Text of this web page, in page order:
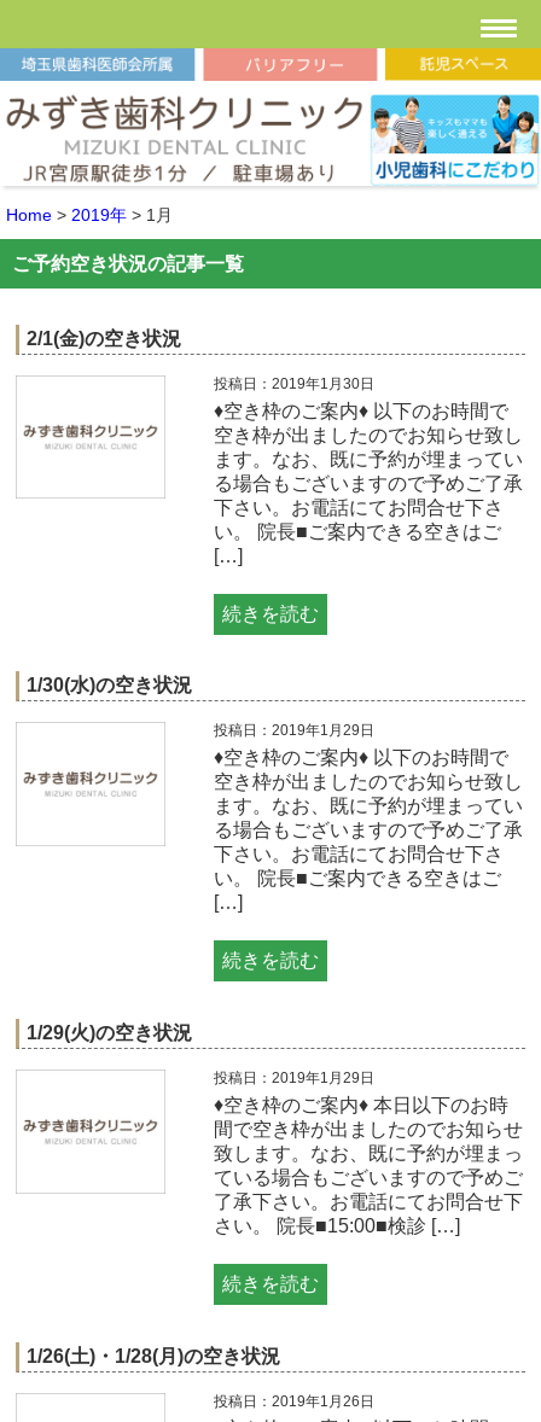
Home > 2019年 > 1月
ご予約空き状況の記事一覧
2/1(金)の空き状況
投稿日：2019年1月30日
♦空き枠のご案内♦ 以下のお時間で
空き枠が出ましたのでお知らせ致し
ます。なお、既に予約が埋まってい
る場合もございますので予めご了承
下さい。お電話にてお問合せ下さ
い。 院長■ご案内できる空きはご
[…]
続きを読む
1/30(水)の空き状況
投稿日：2019年1月29日
♦空き枠のご案内♦ 以下のお時間で
空き枠が出ましたのでお知らせ致し
ます。なお、既に予約が埋まってい
る場合もございますので予めご了承
下さい。お電話にてお問合せ下さ
い。 院長■ご案内できる空きはご
[…]
続きを読む
1/29(火)の空き状況
投稿日：2019年1月29日
♦空き枠のご案内♦ 本日以下のお時
間で空き枠が出ましたのでお知らせ
致します。なお、既に予約が埋まっ
ている場合もございますので予めご
了承下さい。お電話にてお問合せ下
さい。 院長■15:00■検診 […]
続きを読む
1/26(土)・1/28(月)の空き状況
投稿日：2019年1月26日